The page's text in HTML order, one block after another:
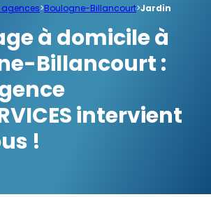
agences>Boulogne-Billancourt>Jardin
à domicile à
Billancourt :
intervient
!